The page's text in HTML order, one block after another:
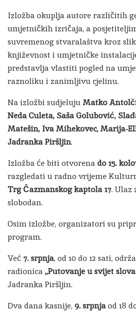
Izložba okuplja autore različitih
umjetničkih izričaja, a
suvremenog stvaralaštva kroz
književnost i umjetničke
predstavlja vlastiti pogled na
raznoliku i zanimljivu cjelinu.
Na izložbi sudjelujuMatko
Neda Culeta, Saša Golubović,
Matešin, Iva Mihekovec, Marija-
Jadranka Piršljin.
Izložba će biti otvorenado 15.
razgledati u radno vrijeme
Trg Čazmanskog kaptola 17. Ulaz
slobodan.
Osim izložbe, organizatori su
program.
Već 7. srpnja, od 10 do 12 sati,
radionica„Putovanje u svijet
Jadranka Piršljin.
Dva dana kasnije, 9. srpnjaod 18